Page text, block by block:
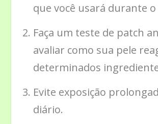
que você usará durante
Faça um teste de patch
avaliar como sua pele
determinados
Evite exposição
diário.